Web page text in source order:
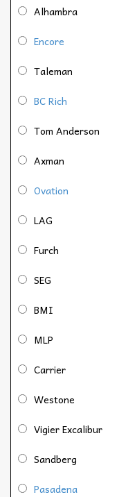
Alhambra
Encore
Taleman
BC Rich
Tom Anderson
Axman
Ovation
LAG
Furch
SEG
BMI
MLP
Carrier
Westone
Vigier Excalibur
Sandberg
Pasadena